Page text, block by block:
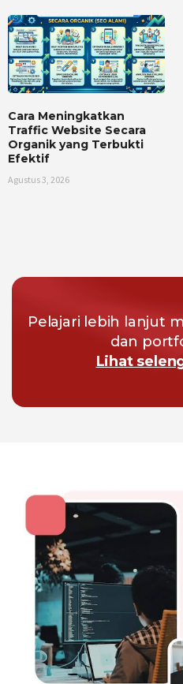
Cara Meningkatkan
Traffic Website Secara
Organik yang Terbukti
Efektif
Agustus 3, 2026
Pelajari lebih lanjut
dan
Lihat